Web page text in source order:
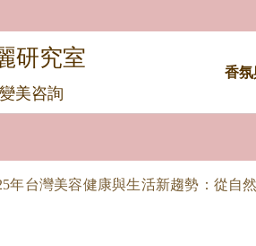
研究室
美咨詢
香
年台灣美容健康與生活新趨勢：從自